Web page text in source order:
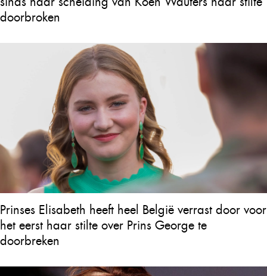
doorbroken
Prinses Elisabeth heeft heel België verrast door voor
het eerst haar stilte over Prins George te
doorbreken